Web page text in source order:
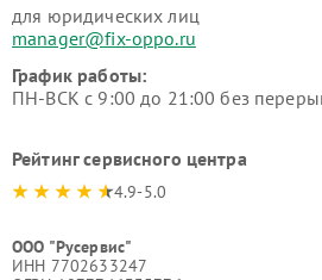
для юридических лиц
manager@fix-oppo.ru
График работы:
ПН-ВСК с 9:00 до 21:00 без
Рейтинг сервисного центра
4.9-5.0
ООО "Русервис"
ИНН 7702633247